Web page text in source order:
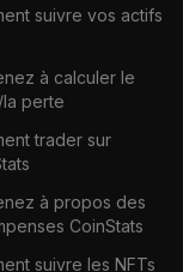
suivre vos actifs
à calculer le
perte
trader sur
à propos des
CoinStats
suivre les NFTs